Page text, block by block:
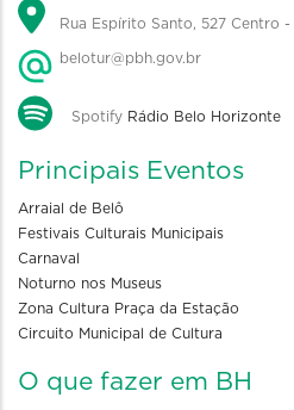
Rua Espírito Santo, 527 Centro
belotur@pbh.gov.br
Spotify Rádio Belo Horizonte
Principais Eventos
Arraial de Belô
Festivais Culturais Municipais
Carnaval
Noturno nos Museus
Zona Cultura Praça da Estação
Circuito Municipal de Cultura
O que fazer em BH